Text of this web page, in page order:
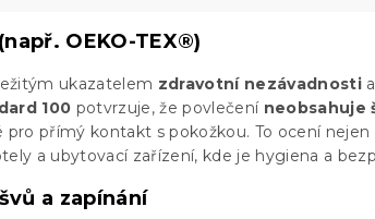
OEKO-TEX®)
ukazatelem zdravotní nezávadnosti
100 potvrzuje, že povlečení neobsahuje
pro přímý kontakt s pokožkou. To ocení
a ubytovací zařízení, kde je hygiena a
a zapínání